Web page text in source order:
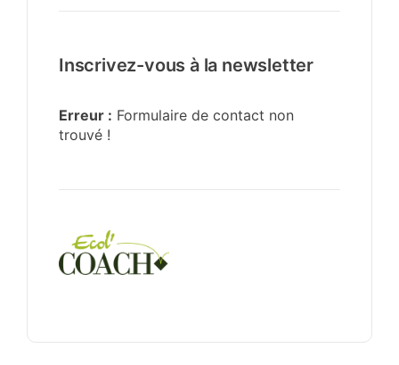
Inscrivez-vous à la newsletter
Erreur : Formulaire de contact non
trouvé !